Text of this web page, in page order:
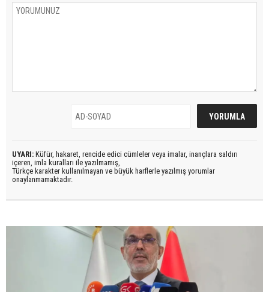
UYARI: Küfür, hakaret, rencide edici cümleler veya imalar, inançlara saldırı
içeren, imla kuralları ile yazılmamış,
Türkçe karakter kullanılmayan ve büyük harflerle yazılmış yorumlar
onaylanmamaktadır.